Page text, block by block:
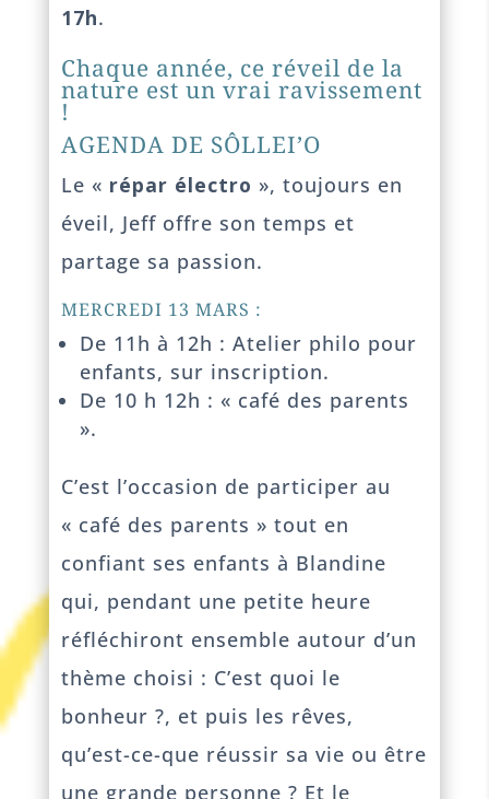
17h.
Chaque année, ce réveil de la
nature est un vrai ravissement
!
AGENDA DE SÔLLEI’O
Le « répar électro », toujours en
éveil, Jeff offre son temps et
partage sa passion.
MERCREDI 13 MARS :
De 11h à 12h : Atelier philo pour
enfants, sur inscription.
De 10 h 12h : « café des parents
».
C’est l’occasion de participer au
« café des parents » tout en
confiant ses enfants à Blandine
qui, pendant une petite heure
réfléchiront ensemble autour d’un
thème choisi : C’est quoi le
bonheur ?, et puis les rêves,
qu’est-ce-que réussir sa vie ou être
une grande personne ? Et le